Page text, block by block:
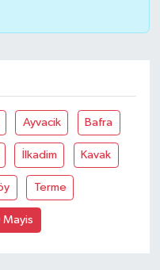
Ayvacik Bafra
İlkadim Kavak
Terme
Mayis